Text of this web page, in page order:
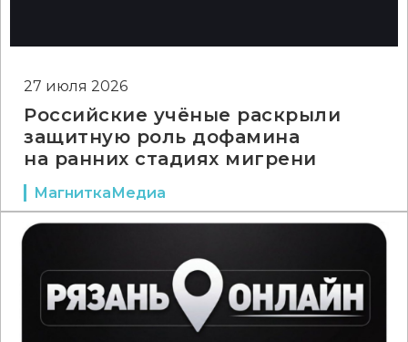
27 июля 2026
Российские учёные раскрыли
защитную роль дофамина
на ранних стадиях мигрени
МагниткаМедиа